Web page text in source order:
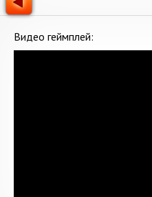
Видео геймплей: